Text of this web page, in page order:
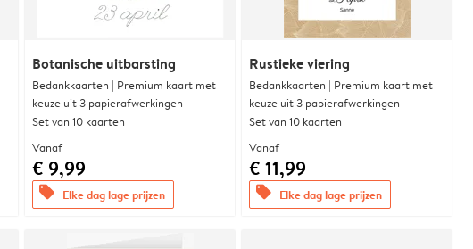
Botanische uitbarsting
Bedankkaarten | Premium kaart met
keuze uit 3 papierafwerkingen
Set van 10 kaarten
Vanaf
€ 9,99
offers Elke dag lage prijzen
Rustieke viering
Bedankkaarten | Premium kaart met
keuze uit 3 papierafwerkingen
Set van 10 kaarten
Vanaf
€ 11,99
offers Elke dag lage prijzen